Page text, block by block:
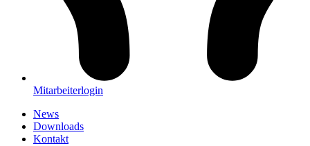
Mitarbeiterlogin
News
Downloads
Kontakt